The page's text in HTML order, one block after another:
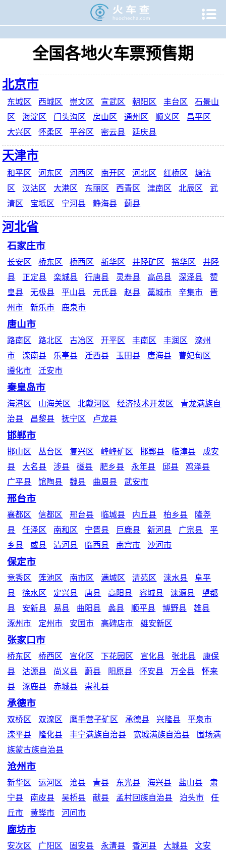

全国各地火车票预售期
北京市
东城区 西城区 崇文区 宣武区 朝阳区 丰台区
石景山
区
海淀区 门头沟区 房山区 通州区 顺义区
昌平区
大兴区
怀柔区 平谷区 密云县 延庆县
天津市
和平区 河东区 河西区 南开区 河北区 红桥区
塘沽
区
汉沽区 大港区 东丽区 西青区 津南区 北辰区
武
清区
宝坻区 宁河县 静海县 蓟县
河北省
石家庄市
长安区 桥东区 桥西区 新华区 井陉矿区 裕华区
井陉
县
正定县 栾城县 行唐县 灵寿县 高邑县 深泽县
赞
皇县
无极县 平山县 元氏县 赵县 藁城市 辛集市
晋
州市
新乐市 鹿泉市
唐山市
路南区 路北区 古冶区 开平区 丰南区 丰润区
滦州
市
滦南县 乐亭县 迁西县 玉田县 唐海县
曹妃甸区
遵化市
迁安市
秦皇岛市
海港区 山海关区 北戴河区 经济技术开发区
青龙满族自
治县
昌黎县 抚宁区 卢龙县
邯郸市
邯山区 丛台区 复兴区 峰峰矿区 邯郸县 临漳县
成安
县
大名县 涉县 磁县 肥乡县 永年县 邱县
鸡泽县
广平县
馆陶县 魏县 曲周县 武安市
邢台市
襄都区 信都区 邢台县 临城县 内丘县 柏乡县
隆尧
县
任泽区 南和区 宁晋县 巨鹿县 新河县 广宗县
平
乡县
威县 清河县 临西县 南宫市 沙河市
保定市
竞秀区 莲池区 南市区 满城区 清苑区 涞水县
阜平
县
徐水区 定兴县 唐县 高阳县 容城县 涞源县
望都
县
安新县 易县 曲阳县 蠡县 顺平县 博野县
雄县
涿州市
定州市 安国市 高碑店市 雄安新区
张家口市
桥东区 桥西区 宣化区 下花园区 宣化县 张北县
康保
县
沽源县 尚义县 蔚县 阳原县 怀安县 万全县
怀来
县
涿鹿县 赤城县 崇礼县
承德市
双桥区 双滦区 鹰手营子矿区 承德县 兴隆县
平泉市
滦平县
隆化县 丰宁满族自治县 宽城满族自治县
围场满
族蒙古族自治县
沧州市
新华区 运河区 沧县 青县 东光县 海兴县 盐山县
肃
宁县
南皮县 吴桥县 献县 孟村回族自治县 泊头市
任
丘市
黄骅市 河间市
廊坊市
安次区 广阳区 固安县 永清县 香河县 大城县
文安